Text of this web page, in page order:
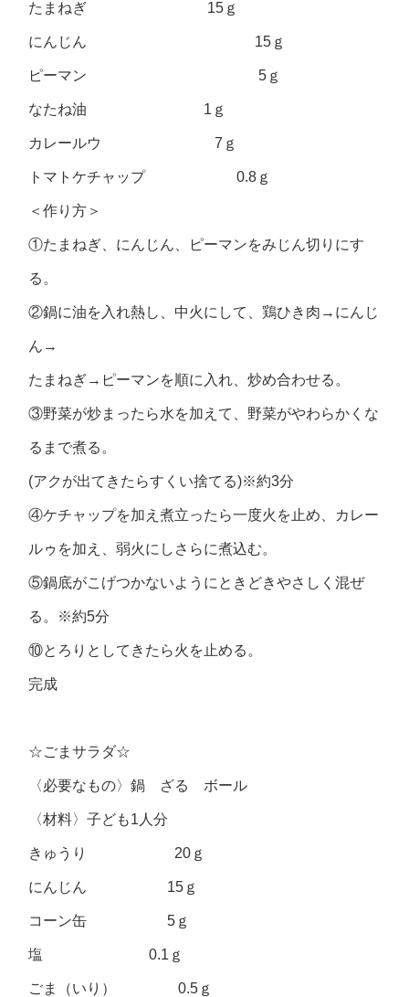
たまねぎ 15ｇ
にんじん 15ｇ
ピーマン 5ｇ
なたね油 1ｇ
カレールウ 7ｇ
トマトケチャップ 0.8ｇ
＜作り方＞
①たまねぎ、にんじん、ピーマンをみじん切りにす
る。
②鍋に油を入れ熱し、中火にして、鶏ひき肉→にんじ
ん→
たまねぎ→ピーマンを順に入れ、炒め合わせる。
③野菜が炒まったら水を加えて、野菜がやわらかくな
るまで煮る。
(アクが出てきたらすくい捨てる)※約3分
④ケチャップを加え煮立ったら一度火を止め、カレー
ルゥを加え、弱火にしさらに煮込む。
⑤鍋底がこげつかないようにときどきやさしく混ぜ
る。※約5分
⑩とろりとしてきたら火を止める。
完成
☆ごまサラダ☆
〈必要なもの〉鍋 ざる ボール
〈材料〉子ども1人分
きゅうり 20ｇ
にんじん 15ｇ
コーン缶 5ｇ
塩 0.1ｇ
ごま（いり） 0.5ｇ